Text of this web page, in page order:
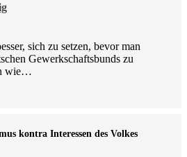
sich zu setzen, bevor man
Gewerkschaftsbunds zu
wie…
kontra Inte­ressen des Volkes